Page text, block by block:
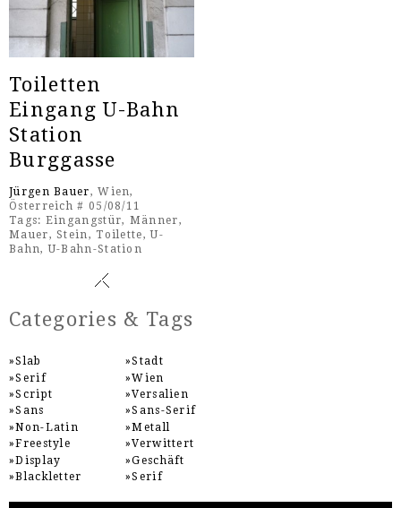
Toiletten
Eingang U-Bahn
Station
Burggasse
Jürgen Bauer, Wien,
Österreich # 05/08/11
Tags: Eingangstür, Männer,
Mauer,Stein,Toilette,U-
Bahn,U-Bahn-Station
Categories & Tags
Slab
Serif
Script
Sans
Non-Latin
Freestyle
Display
Blackletter
Stadt
Wien
Versalien
Sans-Serif
Metall
Verwittert
Geschäft
Serif